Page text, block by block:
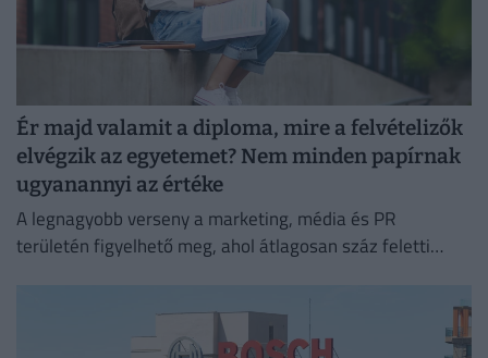
Ér majd valamit a diploma, mire a felvételizők
elvégzik az egyetemet? Nem minden papírnak
ugyanannyi az értéke
A legnagyobb verseny a marketing, média és PR
területén figyelhető meg, ahol átlagosan száz feletti